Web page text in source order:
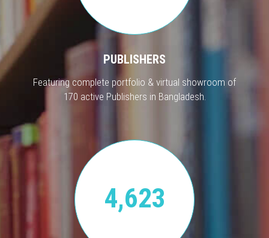
PUBLISHERS
Featuring complete portfolio & virtual showroom of
170 active Publishers in Bangladesh.
4,623